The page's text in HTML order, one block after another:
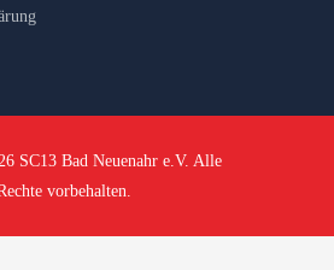
SC13 Bad Neuenahr e.V. Alle
vorbehalten.